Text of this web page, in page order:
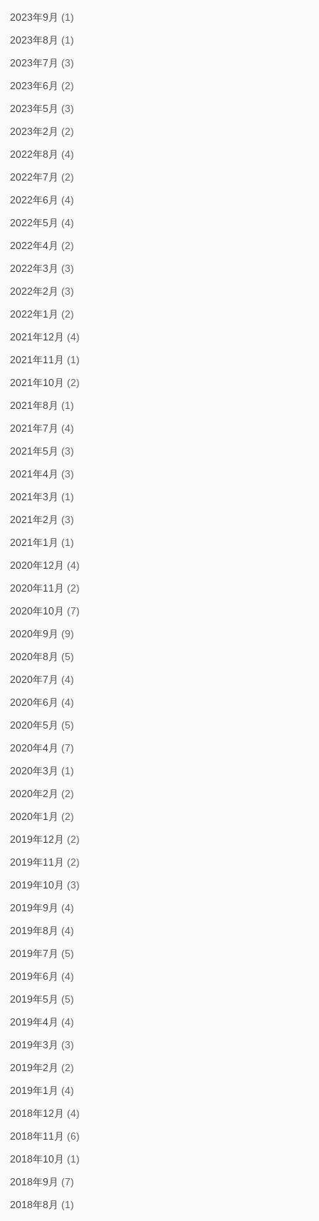
2023年9月 (1)
2023年8月 (1)
2023年7月 (3)
2023年6月 (2)
2023年5月 (3)
2023年2月 (2)
2022年8月 (4)
2022年7月 (2)
2022年6月 (4)
2022年5月 (4)
2022年4月 (2)
2022年3月 (3)
2022年2月 (3)
2022年1月 (2)
2021年12月 (4)
2021年11月 (1)
2021年10月 (2)
2021年8月 (1)
2021年7月 (4)
2021年5月 (3)
2021年4月 (3)
2021年3月 (1)
2021年2月 (3)
2021年1月 (1)
2020年12月 (4)
2020年11月 (2)
2020年10月 (7)
2020年9月 (9)
2020年8月 (5)
2020年7月 (4)
2020年6月 (4)
2020年5月 (5)
2020年4月 (7)
2020年3月 (1)
2020年2月 (2)
2020年1月 (2)
2019年12月 (2)
2019年11月 (2)
2019年10月 (3)
2019年9月 (4)
2019年8月 (4)
2019年7月 (5)
2019年6月 (4)
2019年5月 (5)
2019年4月 (4)
2019年3月 (3)
2019年2月 (2)
2019年1月 (4)
2018年12月 (4)
2018年11月 (6)
2018年10月 (1)
2018年9月 (7)
2018年8月 (1)